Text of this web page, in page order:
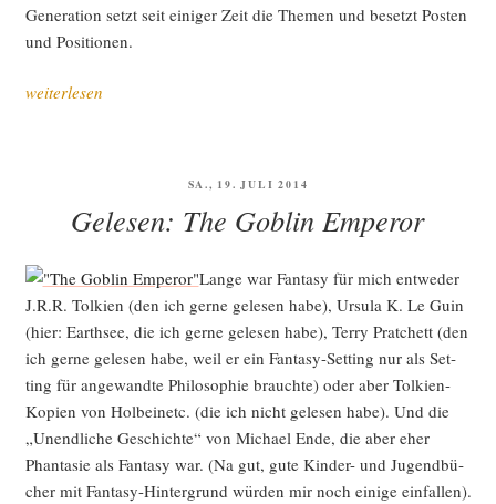
Gene­ra­ti­on setzt seit eini­ger Zeit die The­men und besetzt Pos­ten
und Positionen.
„Zwei­
der
Par­
tei“
weiterlesen
VERÖFFENTLICHT
SA., 19. JULI 2014
Gelesen: The Goblin Emperor
Lan­ge war Fan­ta­sy für mich ent­we­der
J.R.R. Tol­ki­en (den ich ger­ne gele­sen habe), Ursu­la K. Le Guin
(hier: Earth­see, die ich ger­ne gele­sen habe), Ter­ry Prat­chett (den
ich ger­ne gele­sen habe, weil er ein Fan­ta­sy-Set­ting nur als Set­
ting für ange­wand­te Phi­lo­so­phie brauch­te) oder aber Tol­ki­en-
Kopien von Hol­bei­netc. (die ich nicht gele­sen habe). Und die
„Unend­li­che Geschich­te“ von Micha­el Ende, die aber eher
Phan­ta­sie als Fan­ta­sy war. (Na gut, gute Kin­der- und Jugend­bü­
cher mit Fan­ta­sy-Hin­ter­grund wür­den mir noch eini­ge ein­fal­len).